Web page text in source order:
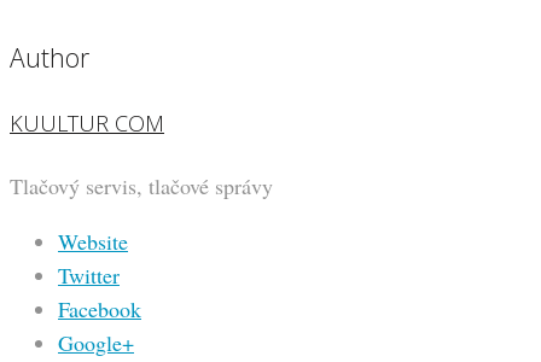
Author
KUULTUR COM
Tlačový servis, tlačové správy
Website
Twitter
Facebook
Google+